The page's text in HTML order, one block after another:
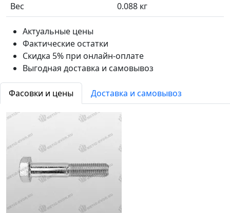
Вес
0.088 кг
Актуальные цены
Фактические остатки
Скидка 5% при онлайн-оплате
Выгодная доставка и самовывоз
Фасовки и цены Доставка и самовывоз